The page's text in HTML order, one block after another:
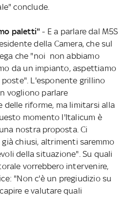
conclude.
paletti" - E a parlare dal M5S
della Camera, che sul
che "noi non abbiamo
da un impianto, aspettiamo
L'esponente grillino
vogliono parlare
delle riforme, ma limitarsi alla
momento l'Italicum è
nostra proposta. Ci
chiusi, altrimenti saremmo
della situazione". Su quali
vorrebbero intervenire,
"Non c'è un pregiudizio su
e valutare quali